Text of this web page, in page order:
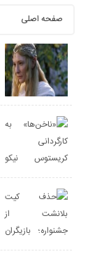
صفحه اصلی